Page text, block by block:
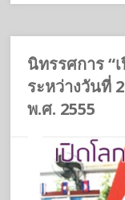
นิทรรศการ “
ระหว่างวันที่
พ.ศ. 2555